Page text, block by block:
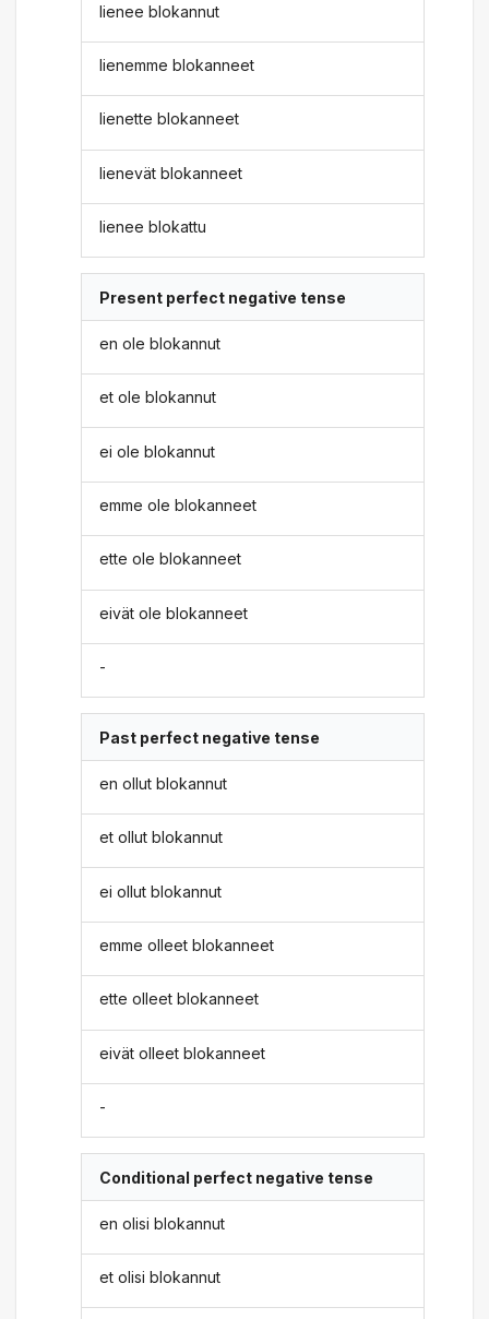
lienee blokannut
lienemme blokanneet
lienette blokanneet
lienevät blokanneet
lienee blokattu
Present perfect negative tense
en ole blokannut
et ole blokannut
ei ole blokannut
emme ole blokanneet
ette ole blokanneet
eivät ole blokanneet
-
Past perfect negative tense
en ollut blokannut
et ollut blokannut
ei ollut blokannut
emme olleet blokanneet
ette olleet blokanneet
eivät olleet blokanneet
-
Conditional perfect negative tense
en olisi blokannut
et olisi blokannut